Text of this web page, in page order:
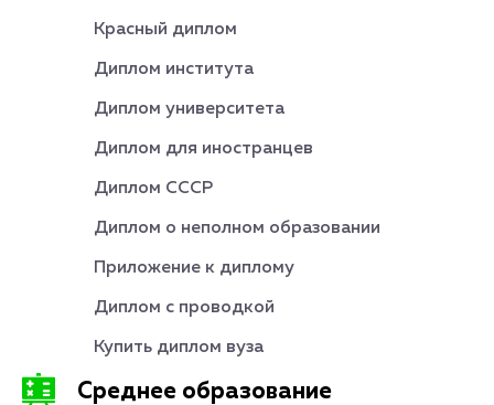
Красный диплом
Диплом института
Диплом университета
Диплом для иностранцев
Диплом СССР
Диплом о неполном образовании
Приложение к диплому
Диплом с проводкой
Купить диплом вуза
Среднее образование